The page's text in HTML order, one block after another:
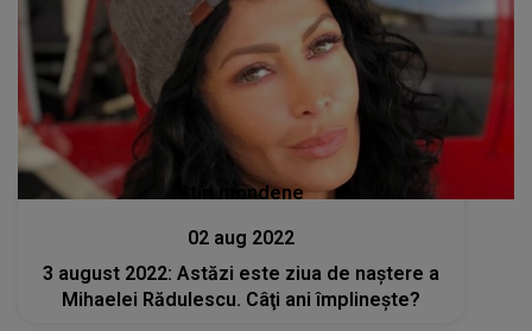
Stiri mondene
02 aug 2022
3 august 2022: Astăzi este ziua de naştere a
Mihaelei Rădulescu. Câţi ani împlineşte?